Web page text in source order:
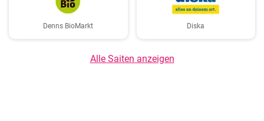
Denns BioMarkt Diska
Alle Saiten anzeigen